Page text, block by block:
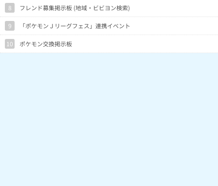
8 フレンド募集掲示板 (地域・ビビヨン検索)
9 「ポケモンＪリーグフェス」連携イベント
10 ポケモン交換掲示板